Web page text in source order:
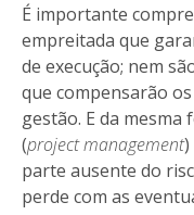
É importante
empreitada que
de execução; nem
que compensarão
gestão. E da
(project management
parte ausente do
perde com as